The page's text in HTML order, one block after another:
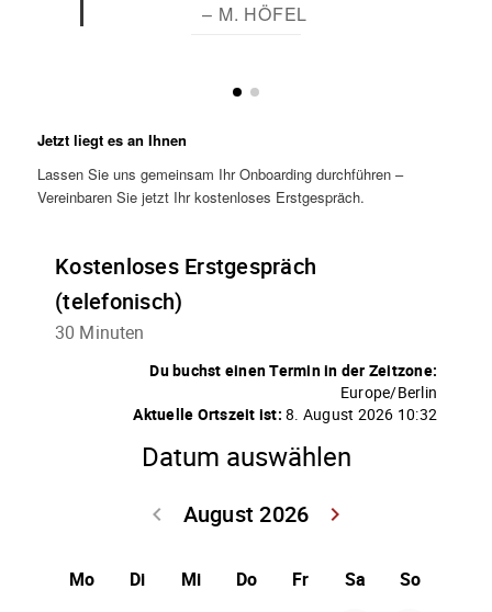
– M. HÖFEL
Jetzt liegt es an Ihnen
Lassen Sie uns gemeinsam Ihr Onboarding durchführen –
Vereinbaren Sie jetzt Ihr kostenloses Erstgespräch.